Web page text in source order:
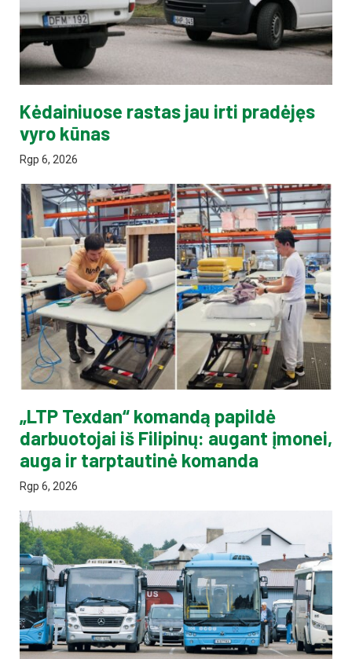
Kėdainiuose rastas jau irti pradėjęs
vyro kūnas
Rgp 6, 2026
„LTP Texdan“ komandą papildė
darbuotojai iš Filipinų: augant įmonei,
auga ir tarptautinė komanda
Rgp 6, 2026